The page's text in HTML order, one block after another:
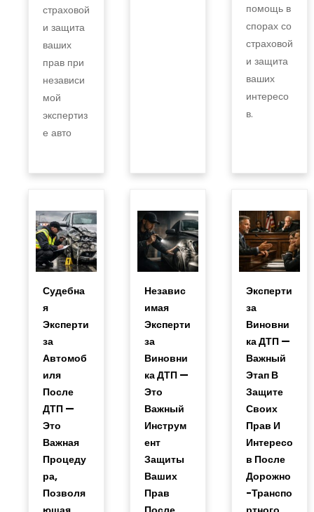
страховой
и защита
ваших
прав при
независи
мой
экспертиз
е авто
помощь в
спорах со
страховой
и защита
ваших
интересо
в.
Судебна
Я
Эксперти
За
Автомоб
Иля
После
ДТП —
Это
Важная
Процеду
Ра,
Позволя
Независ
Имая
Эксперти
За
Виновни
Ка ДТП —
Это
Важный
Инструм
Ент
Защиты
Ваших
Прав
Эксперти
За
Виновни
Ка ДТП —
Важный
Этап В
Защите
Своих
Прав И
Интересо
В После
Дорожно
-транспо